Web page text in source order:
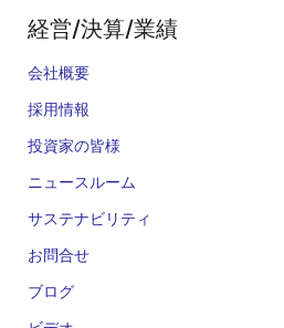
経営/決算/業績
会社概要
採用情報
投資家の皆様
ニュースルーム
サステナビリティ
お問合せ
ブログ